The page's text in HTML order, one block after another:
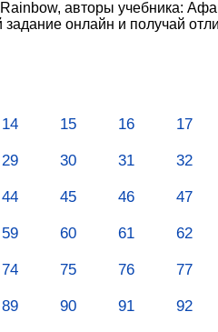
авторы учебника:
онлайн и получай
14 15 16 17
29 30 31 32
44 45 46 47
59 60 61 62
74 75 76 77
89 90 91 92